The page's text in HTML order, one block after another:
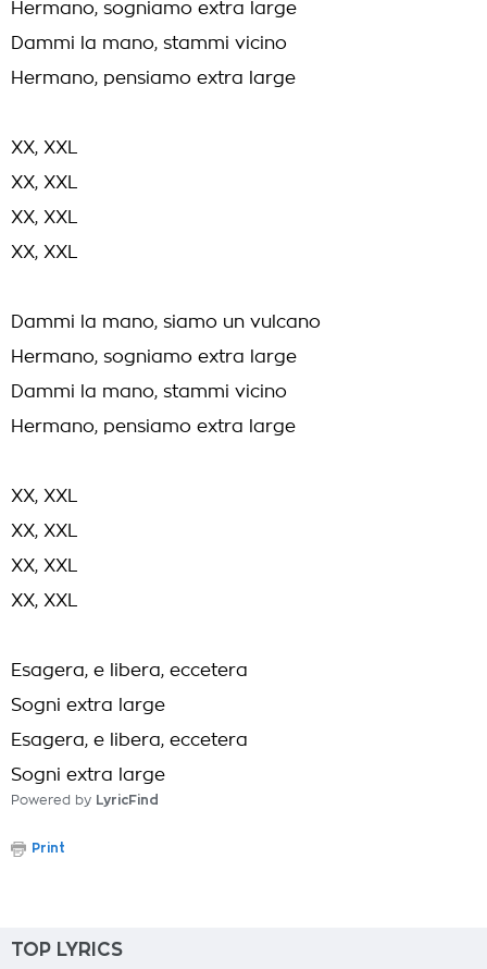
Hermano, sogniamo extra large
Dammi la mano, stammi vicino
Hermano, pensiamo extra large
XX, XXL
XX, XXL
XX, XXL
XX, XXL
Dammi la mano, siamo un vulcano
Hermano, sogniamo extra large
Dammi la mano, stammi vicino
Hermano, pensiamo extra large
XX, XXL
XX, XXL
XX, XXL
XX, XXL
Esagera, e libera, eccetera
Sogni extra large
Esagera, e libera, eccetera
Sogni extra large
Powered by LyricFind
Print
TOP LYRICS